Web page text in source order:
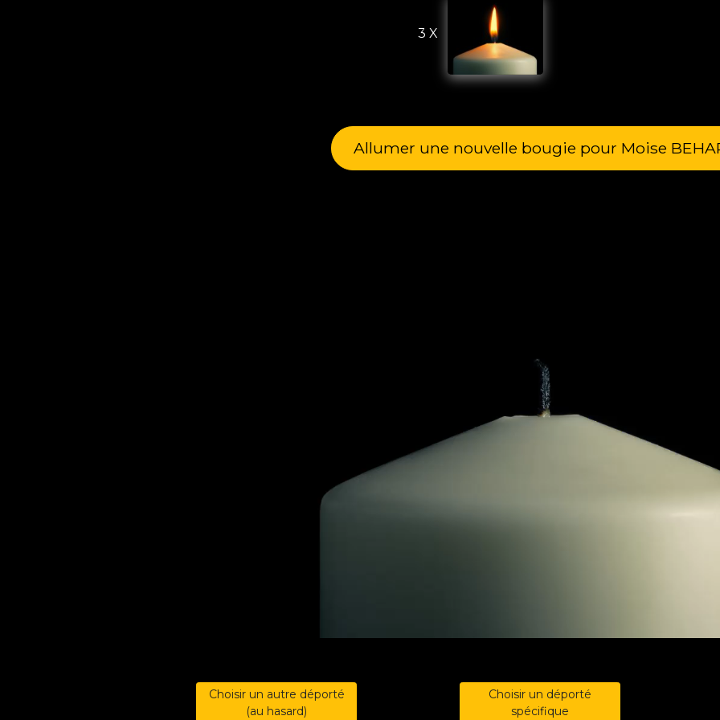
3 X
Allumer une nouvelle bougie pour Moise
Choisir un autre déporté
(au hasard)
Choisir un déporté
spécifique